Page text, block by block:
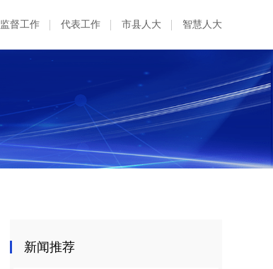
监督工作 代表工作 市县人大 智慧人大
新闻推荐